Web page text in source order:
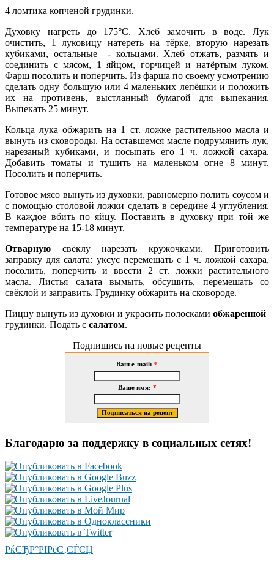
4 ломтика копченой грудинки.
Духовку нагреть до 175°С. Хлеб замочить в воде. Лук
очистить, 1 луковицу натереть на тёрке, вторую нарезать
кубиками, остальные - кольцами. Хлеб отжать, размять и
соединить с мясом, 1 яйцом, горчицей и натёртым луком.
Фарш посолить и поперчить. Из фарша по своему усмотрению
сделать одну большую или 4 маленьких лепёшки и положить
их на противень, выстланный бумагой для выпекания.
Выпекать 25 минут.
Кольца лука обжарить на 1 ст. ложке растительноо масла и
вынуть из сковороды. На оставшемся масле подрумянить лук,
нарезаный кубиками, и посыпать его 1 ч. ложкой сахара.
Добавить томаты и тушить на маленьком огне 8 минут.
Посолить и поперчить.
Готовое мясо вынуть из духовки, равномерно полить соусом и
с помощью столовой ложки сделать в середине 4 углубления.
В каждое вбить по яйцу. Поставить в духовку при той же
температуре на 15-18 минут.
Отварную свёклу нарезать кружочками. Приготовить
заправку для салата: уксус перемешать с 1 ч. ложкой сахара,
посолить, поперчить и ввести 2 ст. ложки растительного
масла. Листья салата вымыть, обсушить, перемешать со
свёклой и заправить. Грудинку обжарить на сковороде.
Пиццу вынуть из духовки и украсить полосками обжаренной
грудинки. Подать с салатом.
Подпишись на новые рецепты
Ваш e-mail: *
Ваше имя: *
Благодарю за поддержку в социальных сетях!
РќСЂР°РІРёС‚СЃСЏ